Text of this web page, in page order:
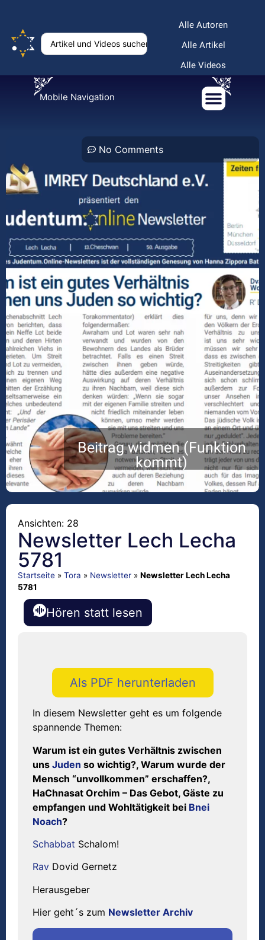
Alle Autoren
Alle Artikel
Alle Videos
Mobile Navigation
No Comments
Beitrag widmen (Funktion
kommt)
Ansichten: 28
Newsletter Lech Lecha
5781
Startseite » Tora » Newsletter » Newsletter Lech Lecha
5781
Hören statt lesen
Als PDF herunterladen
In diesem Newsletter geht es um folgende
spannende Themen:
Warum ist ein gutes Verhältnis zwischen
uns Juden so wichtig?, Warum wurde der
Mensch “unvollkommen” erschaffen?,
HaChnasat Orchim – Das Gebot, Gäste zu
empfangen und Wohltätigkeit bei Bnei
Noach?
Schabbat Schalom!
Rav Dovid Gernetz
Herausgeber
Hier geht´s zum Newsletter Archiv